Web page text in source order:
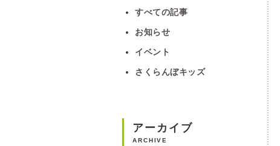
すべての記事
お知らせ
イベント
さくらんぼキッズ
アーカイブ
ARCHIVE